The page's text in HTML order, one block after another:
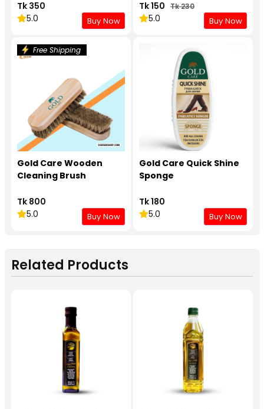
Tk 350
5.0
Buy Now
Tk 150 Tk 230
5.0 Buy Now
Free Shipping
Gold Care Wooden
Cleaning Brush
Tk 800
5.0
Buy Now
Gold Care Quick Shine
Sponge
Tk 180
5.0
Buy Now
Related Products